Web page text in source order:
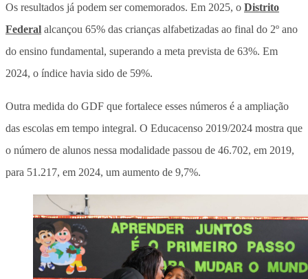
Os resultados já podem ser comemorados. Em 2025, o Distrito
Federal alcançou 65% das crianças alfabetizadas ao final do 2º ano
do ensino fundamental, superando a meta prevista de 63%. Em
2024, o índice havia sido de 59%.
Outra medida do GDF que fortalece esses números é a ampliação
das escolas em tempo integral. O Educacenso 2019/2024 mostra que
o número de alunos nessa modalidade passou de 46.702, em 2019,
para 51.217, em 2024, um aumento de 9,7%.